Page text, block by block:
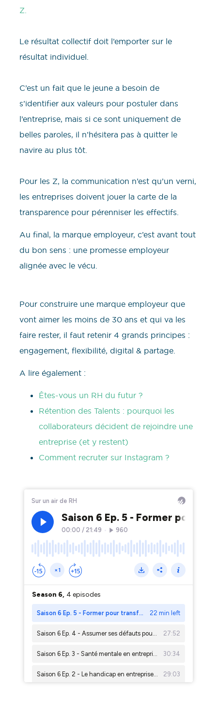
Z.
Le résultat collectif doit l’emporter sur le
résultat individuel.
C’est un fait que le jeune a besoin de
s’identifier aux valeurs pour postuler dans
l’entreprise, mais si ce sont uniquement de
belles paroles, il n’hésitera pas à quitter le
navire au plus tôt.
Pour les Z, la communication n’est qu’un verni,
les entreprises doivent jouer la carte de la
transparence pour pérenniser les effectifs.
Au final, la marque employeur, c’est avant tout
du bon sens : une promesse employeur
alignée avec le vécu.
Pour construire une marque employeur que
vont aimer les moins de 30 ans et qui va les
faire rester, il faut retenir 4 grands principes :
engagement, flexibilité, digital & partage.
A lire également :
Êtes-vous un RH du futur ?
Rétention des Talents : pourquoi les
collaborateurs décident de rejoindre une
entreprise (et y restent)
Comment recruter sur Instagram ?